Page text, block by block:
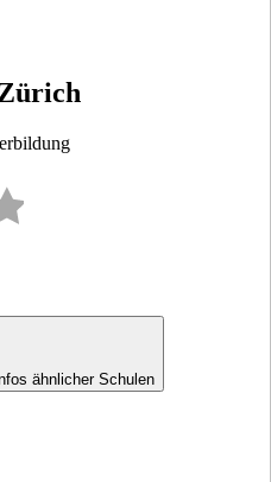
ähnlicher Schulen